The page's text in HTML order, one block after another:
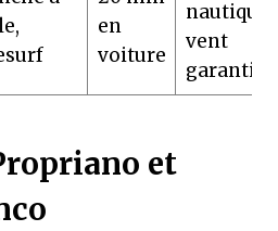
en
voiture
vent
garanti
et